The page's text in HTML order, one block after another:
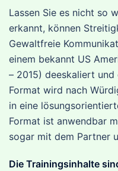
Lassen Sie es nicht so
erkannt, können
Gewaltfreie
einem bekannt US
– 2015) deeskaliert
Format wird nach
in eine
Format ist anwendbar
sogar mit dem Partner
Die Trainingsinhalte